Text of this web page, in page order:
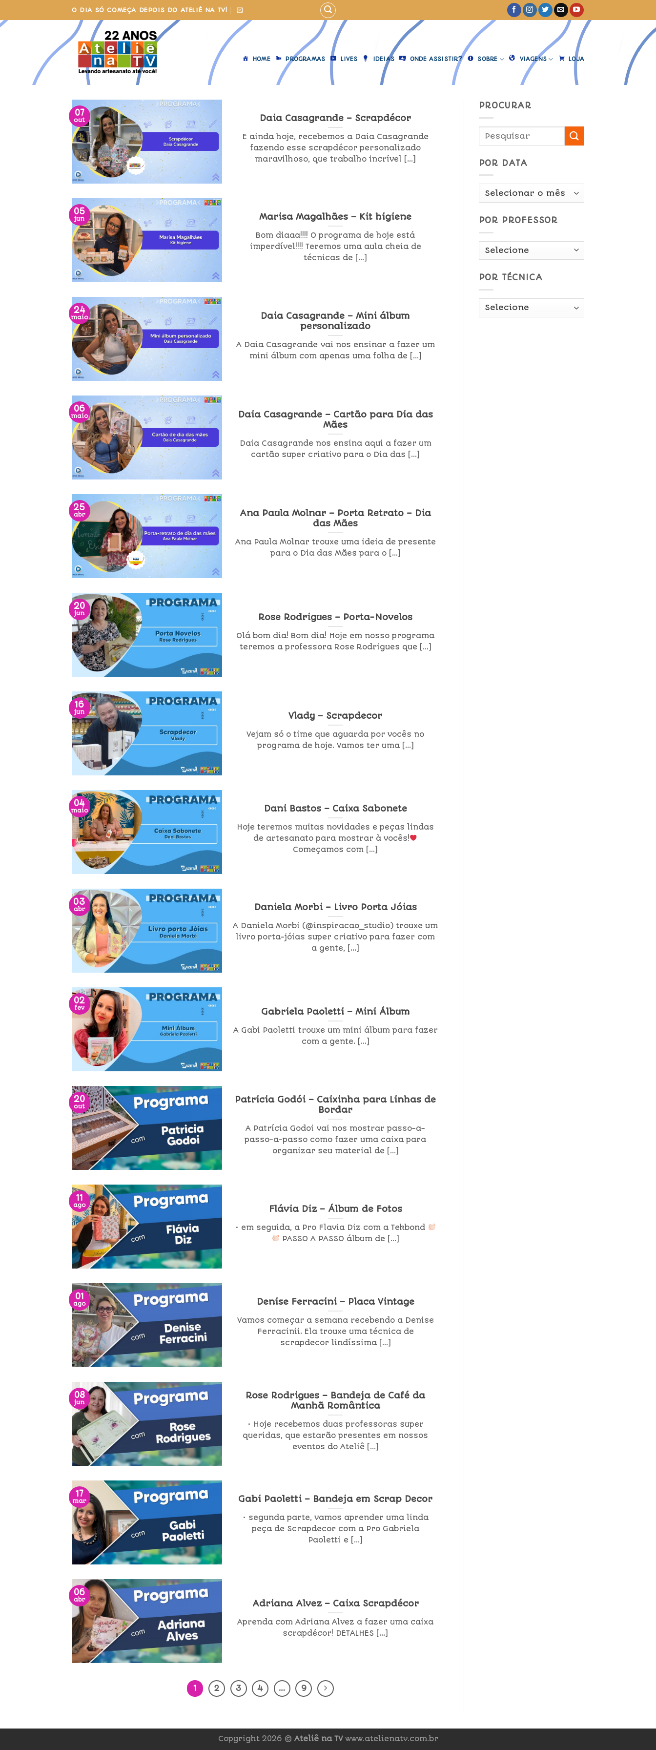
to
content
O DIA SÓ COMEÇA DEPOIS DO ATELIÊ NA TV!
HOME PROGRAMAS LIVES IDEIAS ONDE ASSISTIR? SOBRE VIAGENS LOJA
Daia Casagrande – Scrapdécor
E ainda hoje, recebemos a Daia Casagrande
fazendo esse scrapdécor personalizado
maravilhoso, que trabalho incrível [...]
07
out
Marisa Magalhães – Kit higiene
Bom diaaa!!!! O programa de hoje está
imperdível!!!! Teremos uma aula cheia de
técnicas de [...]
05
jun
Daia Casagrande – Mini álbum
personalizado
A Daia Casagrande vai nos ensinar a fazer um
mini álbum com apenas uma folha de [...]
24
maio
Daia Casagrande – Cartão para Dia das
Mães
Daia Casagrande nos ensina aqui a fazer um
cartão super criativo para o Dia das [...]
06
maio
Ana Paula Molnar – Porta Retrato – Dia
das Mães
Ana Paula Molnar trouxe uma ideia de presente
para o Dia das Mães para o [...]
25
abr
Rose Rodrigues – Porta-Novelos
Olá bom dia! Bom dia! Hoje em nosso programa
teremos a professora Rose Rodrigues que [...]
20
jun
Vlady – Scrapdecor
Vejam só o time que aguarda por vocês no
programa de hoje. Vamos ter uma [...]
16
jun
Dani Bastos – Caixa Sabonete
Hoje teremos muitas novidades e peças lindas
de artesanato para mostrar à vocês!
Começamos com [...]
04
maio
Daniela Morbi – Livro Porta Jóias
A Daniela Morbi (@inspiracao_studio) trouxe um
livro porta-jóias super criativo para fazer com
a gente, [...]
03
abr
Gabriela Paoletti – Mini Álbum
A Gabi Paoletti trouxe um mini álbum para fazer
com a gente. [...]
02
fev
Patricia Godói – Caixinha para Linhas de
Bordar
A Patrícia Godoi vai nos mostrar passo-a-
passo-a-passo como fazer uma caixa para
organizar seu material de [...]
20
out
Flávia Diz – Álbum de Fotos
• em seguida, a Pro Flavia Diz com a Tekbond
PASSO A PASSO álbum de [...]
11
ago
Denise Ferracini – Placa Vintage
Vamos começar a semana recebendo a Denise
Ferracinii. Ela trouxe uma técnica de
scrapdecor lindíssima [...]
01
ago
Rose Rodrigues – Bandeja de Café da
Manhã Romântica
• Hoje recebemos duas professoras super
queridas, que estarão presentes em nossos
eventos do Ateliê [...]
08
jun
Gabi Paoletti – Bandeja em Scrap Decor
• segunda parte, vamos aprender uma linda
peça de Scrapdecor com a Pro Gabriela
Paoletti e [...]
17
mar
Adriana Alvez – Caixa Scrapdécor
Aprenda com Adriana Alvez a fazer uma caixa
scrapdécor! DETALHES [...]
06
abr
1 2 3 4 … 9
PROCURAR
POR DATA
Por
POR PROFESSOR
POR TÉCNICA
Copyright 2026 © Ateliê na TVwww.atelienatv.com.br